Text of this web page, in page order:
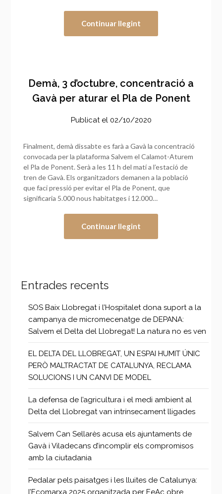
Continuar llegint
Demà, 3 d’octubre, concentració a
Gavà per aturar el Pla de Ponent
Publicat el 02/10/2020
Finalment, demà dissabte es farà a Gavà la concentració
convocada per la plataforma Salvem el Calamot-Aturem
el Pla de Ponent. Serà a les 11 h del matí a l’estació de
tren de Gavà. Els organitzadors demanen a la població
que faci pressió per evitar el Pla de Ponent, que
significaria 5.000 nous habitatges i 12.000…
Continuar llegint
Entrades recents
SOS Baix Llobregat i l’Hospitalet dona suport a la
campanya de micromecenatge de DEPANA:
Salvem el Delta del Llobregat! La natura no es ven
EL DELTA DEL LLOBREGAT, UN ESPAI HUMIT ÚNIC
PERÒ MALTRACTAT DE CATALUNYA, RECLAMA
SOLUCIONS I UN CANVI DE MODEL
La defensa de l’agricultura i el medi ambient al
Delta del Llobregat van intrínsecament lligades
Salvem Can Sellarès acusa els ajuntaments de
Gavà i Viladecans d’incomplir els compromisos
amb la ciutadania
Pedalar pels paisatges i les lluites de Catalunya:
l’Ecomarxa 2025 organitzada per EeAc obre